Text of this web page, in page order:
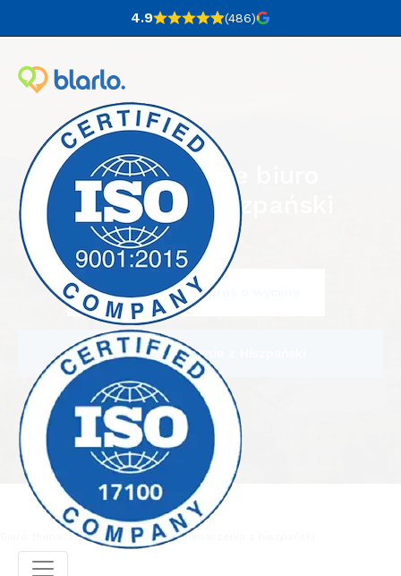
4.9 (486)
Profesjonalne biuro
tłumaczeń hiszpański
Napisz do nas i poproś o wycenę
Zamów tłumaczenie z Hiszpański
Biuro tłumaczeń Profesjonalne tłumaczenia z hiszpański